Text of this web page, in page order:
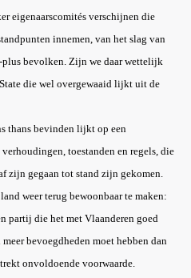
eigenaarscomités verschijnen die
innemen, van het slag van
bevolken. Zijn we daar wettelijk
die wel overgewaaid lijkt uit de
thans bevinden lijkt op een
toestanden en regels, die
zijn gegaan tot stand zijn gekomen.
weer terug bewoonbaar te maken:
partij die het met Vlaanderen goed
bevoegdheden moet hebben dan
onvoldoende voorwaarde.